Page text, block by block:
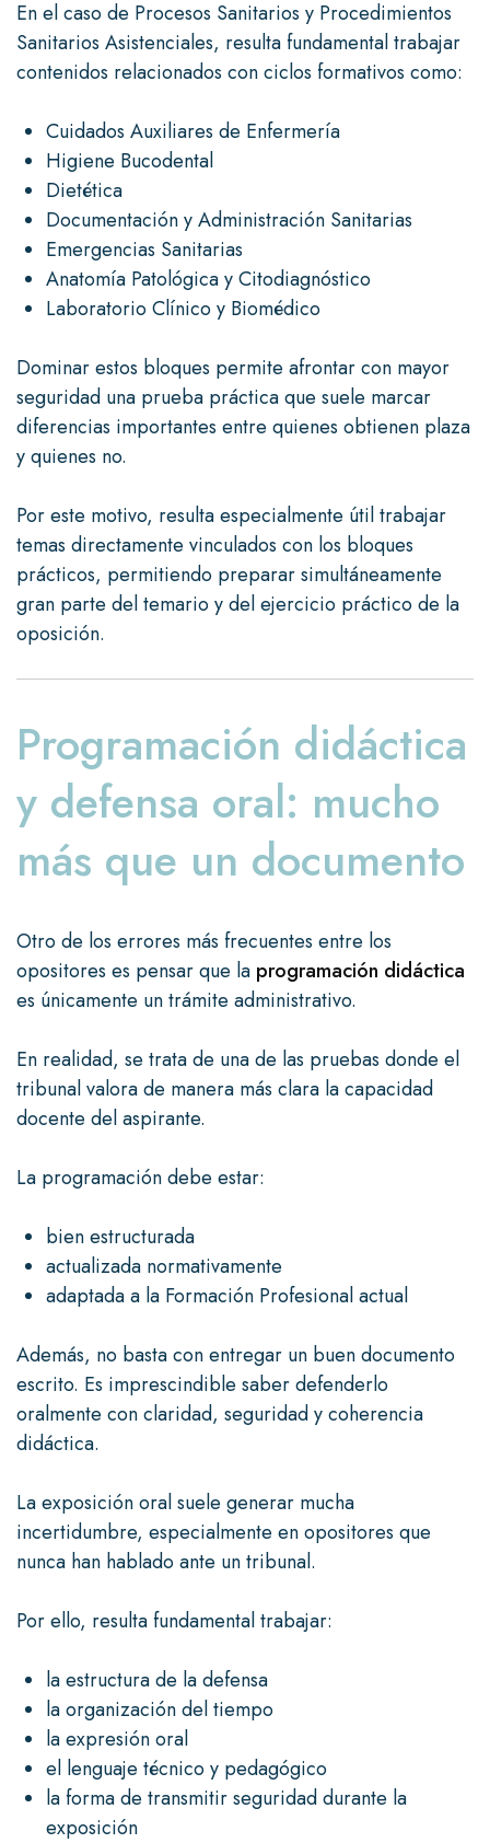
En el caso de Procesos Sanitarios y Procedimientos
Sanitarios Asistenciales, resulta fundamental trabajar
contenidos relacionados con ciclos formativos como:
Cuidados Auxiliares de Enfermería
Higiene Bucodental
Dietética
Documentación y Administración Sanitarias
Emergencias Sanitarias
Anatomía Patológica y Citodiagnóstico
Laboratorio Clínico y Biomédico
Dominar estos bloques permite afrontar con mayor
seguridad una prueba práctica que suele marcar
diferencias importantes entre quienes obtienen plaza
y quienes no.
Por este motivo, resulta especialmente útil trabajar
temas directamente vinculados con los bloques
prácticos, permitiendo preparar simultáneamente
gran parte del temario y del ejercicio práctico de la
oposición.
Programación didáctica
y defensa oral: mucho
más que un documento
Otro de los errores más frecuentes entre los
opositores es pensar que la programación didáctica
es únicamente un trámite administrativo.
En realidad, se trata de una de las pruebas donde el
tribunal valora de manera más clara la capacidad
docente del aspirante.
La programación debe estar:
bien estructurada
actualizada normativamente
adaptada a la Formación Profesional actual
Además, no basta con entregar un buen documento
escrito. Es imprescindible saber defenderlo
oralmente con claridad, seguridad y coherencia
didáctica.
La exposición oral suele generar mucha
incertidumbre, especialmente en opositores que
nunca han hablado ante un tribunal.
Por ello, resulta fundamental trabajar:
la estructura de la defensa
la organización del tiempo
la expresión oral
el lenguaje técnico y pedagógico
la forma de transmitir seguridad durante la
exposición